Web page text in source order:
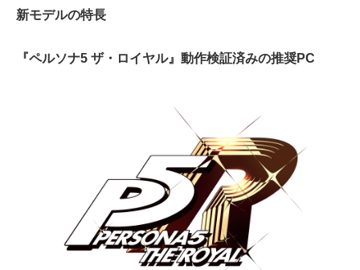
新モデルの特長
『ペルソナ5 ザ・ロイヤル』動作検証済みの推奨PC